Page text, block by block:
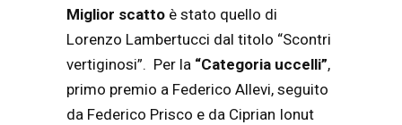
Miglior scatto è stato quello di
Lorenzo Lambertucci dal titolo “Scontri
vertiginosi”. Per la “Categoria uccelli”,
primo premio a Federico Allevi, seguito
da Federico Prisco e da Ciprian Ionut